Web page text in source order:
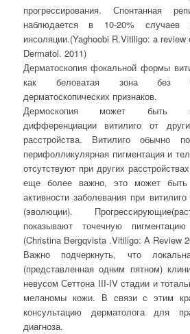
прогрессирования. Спонтанная
наблюдается в 10-20% случаев
инсоляции.(Yaghoobi R.Vitiligo: a
Dermatol. 2011)
Дерматоскопия фокальной формы
как беловатая зона без
дерматоскопических признаков.
Дермоскопия может быть
дифференциации витилиго от
расстройства. Витилиго обычно
перифолликулярная пигментация и
отсутствуют при других
еще более важно, это может быть
активности заболевания при
(эволюции).
показывают точечную
(Christina Bergqvista .Vitiligo: A Review
Важно подчеркнуть, что
(представленная одним пятном)
невусом Сеттона III-IV стадии и
меланомы кожи. В связи с этим
консультацию дерматолога для
диагноза.